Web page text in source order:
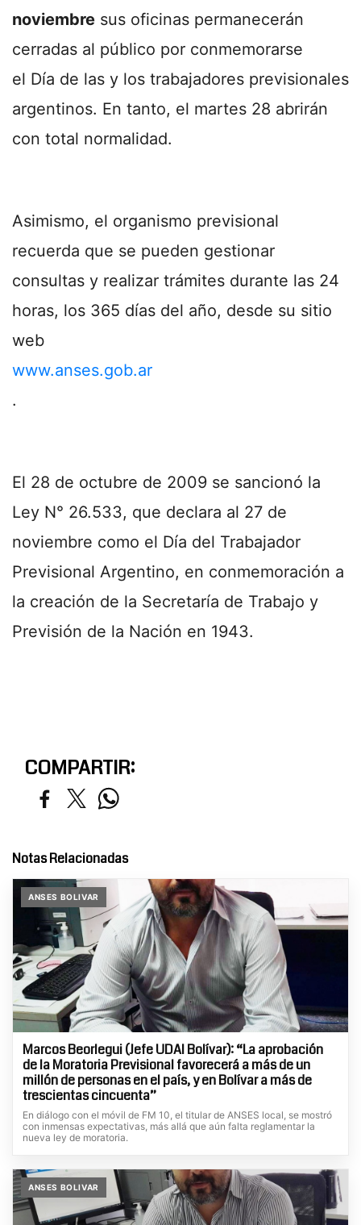
noviembre sus oficinas permanecerán
cerradas al público por conmemorarse
el Día de las y los trabajadores previsionales
argentinos. En tanto, el martes 28 abrirán
con total normalidad.
Asimismo, el organismo previsional
recuerda que se pueden gestionar
consultas y realizar trámites durante las 24
horas, los 365 días del año, desde su sitio
web
www.anses.gob.ar
.
El 28 de octubre de 2009 se sancionó la
Ley N° 26.533, que declara al 27 de
noviembre como el Día del Trabajador
Previsional Argentino, en conmemoración a
la creación de la Secretaría de Trabajo y
Previsión de la Nación en 1943.
COMPARTIR:
Notas Relacionadas
ANSES BOLIVAR
Marcos Beorlegui (Jefe UDAI Bolívar): “La aprobación
de la Moratoria Previsional favorecerá a más de un
millón de personas en el país, y en Bolívar a más de
trescientas cincuenta”
En diálogo con el móvil de FM 10, el titular de ANSES local, se mostró
con inmensas expectativas, más allá que aún falta reglamentar la
nueva ley de moratoria.
ANSES BOLIVAR